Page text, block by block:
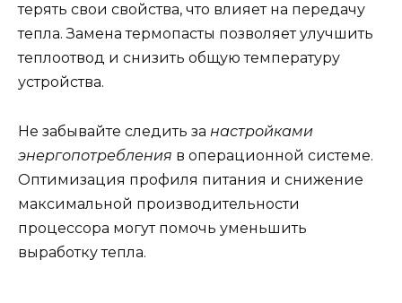
терять свои свойства, что влияет на передачу
тепла. Замена термопасты позволяет улучшить
теплоотвод и снизить общую температуру
устройства.
Не забывайте следить за настройками
энергопотребления в операционной системе.
Оптимизация профиля питания и снижение
максимальной производительности
процессора могут помочь уменьшить
выработку тепла.